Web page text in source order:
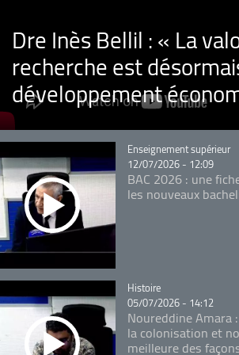
Dre Inès Bellil : « La
recherche est
développement
Catégorie
Enseignement supérieur
12/07/2026 - 12:09
BAC 2026 : une
les nouveaux
Catégorie
Histoire
05/07/2026 - 14:12
Noureddine Amara
la colonisation et
meilleure des